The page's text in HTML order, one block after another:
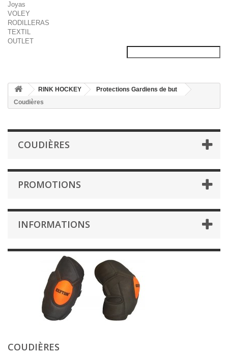
Joyas
VOLEY
RODILLERAS
TEXTIL
OUTLET
RINK HOCKEY
Protections Gardiens de but
Coudières
COUDIÈRES
PROMOTIONS
INFORMATIONS
COUDIÈRES